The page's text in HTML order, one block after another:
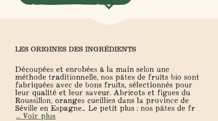
LES ORIGINES DES INGRÉDIENTS
Découpées et enrobées à la main selon une
méthode traditionnelle, nos pâtes de fruits bio sont
fabriquées avec de bons fruits, sélectionnés pour
leur qualité et leur saveur. Abricots et figues du
Roussillon, oranges cueillies dans la province de
Séville en Espagne… Le petit plus : nos pâtes de fr
... Voir plus